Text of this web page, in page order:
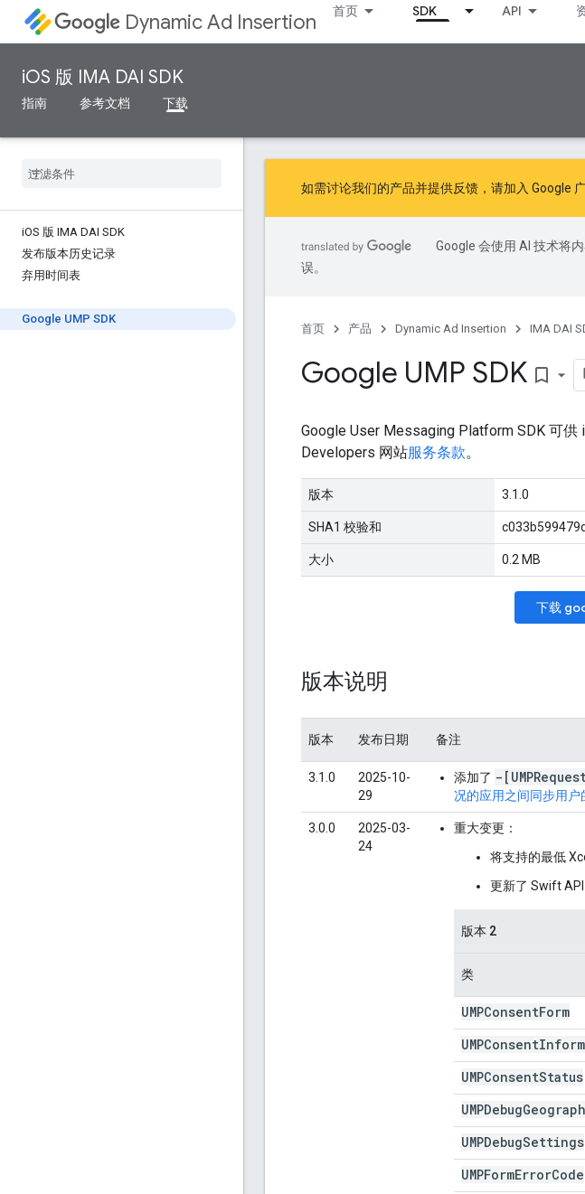
Dynamic Ad Insertion 首页 SDK API
iOS 版 IMA DAI SDK
指南 参考文档 下载
iOS 版 IMA DAI SDK
发布版本历史记录
弃用时间表
Google UMP SDK
如需讨论我们的产品并提供反馈，请加入 Google
Google 会使用 AI 技术将
误。
首页 产品 Dynamic Ad Insertion IMA DAI
Google UMP SDK bookmark_border
Google User Messaging Platform SDK 可
Developers 网站服务条款。
版本 3.1.0
SHA1 校验和
大小 0.2 MB
下载
版本说明
版本 发布日期 备注
3.1.0
2025-10-
29
添加了 -
况的应用之间同步用户
3.0.0
2025-03-
24
重大变更 ：
将支持的最低
更新了 Swift
版本 2
类
UMPConsentForm
UMPConsent
UMPConsentStatus
UMPDebug
UMPDebugSettings
UMPFormErrorCode